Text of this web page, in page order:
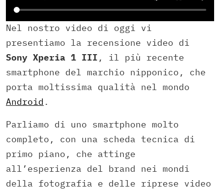
Nel nostro video di oggi vi
presentiamo la recensione video di
Sony Xperia 1 III , il più recente
smartphone del marchio nipponico, che
porta moltissima qualità nel mondo
Android .
Parliamo di uno smartphone molto
completo, con una scheda tecnica di
primo piano, che attinge
all’esperienza del brand nei mondi
della fotografia e delle riprese video